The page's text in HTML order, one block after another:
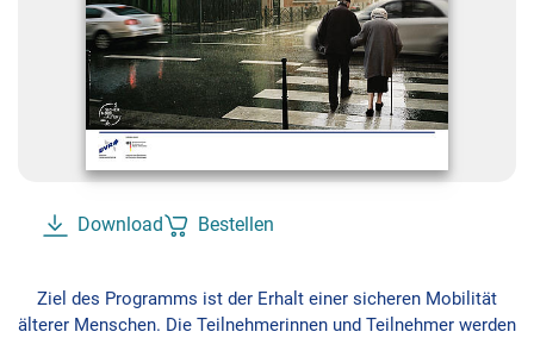
Download Bestellen
Ziel des Programms ist der Erhalt einer sicheren Mobilität
älterer Menschen. Die Teilnehmerinnen und Teilnehmer werden